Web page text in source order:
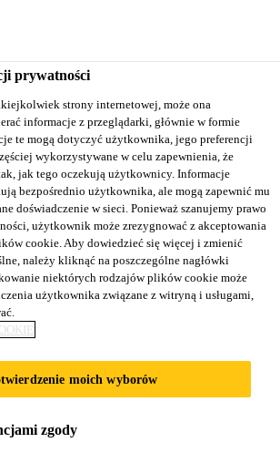
Poland", it seems you are accessing it
We have a dedicated website for your
STAY ON THE SIKA
POLAND WEBSITE
SELECT A
COUNTRY
prywatności
strony internetowej, może ona
informacje z przeglądarki, głównie w formie
te mogą dotyczyć użytkownika, jego preferencji
wykorzystywane w celu zapewnienia, że
jak tego oczekują użytkownicy. Informacje
bezpośrednio użytkownika, ale mogą zapewnić mu
doświadczenie w sieci. Ponieważ szanujemy prawo
użytkownik może zrezygnować z akceptowania
cookie. Aby dowiedzieć się więcej i zmienić
należy kliknąć na poszczególne nagłówki
niektórych rodzajów plików cookie może
użytkownika związane z witryną i usługami,
moich wyborów
zgody